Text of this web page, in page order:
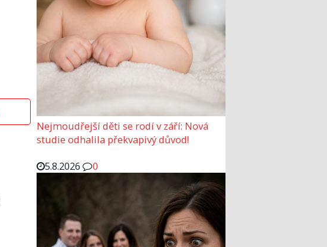
Nejmoudřejší děti se rodí v září: Nová
studie odhalila překvapivý důvod!
5.8.2026
0